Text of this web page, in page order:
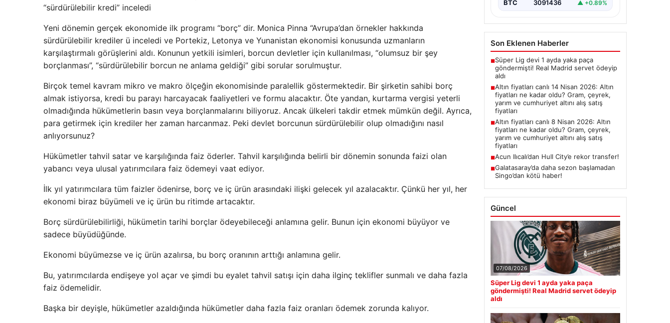
“sürdürülebilir kredi” inceledi
Yeni dönemin gerçek ekonomide ilk programı “borç” dir. Monica Pinna “Avrupa’dan örnekler hakkında
sürdürülebilir krediler ü inceledi ve Portekiz, Letonya ve Yunanistan ekonomisi konusunda uzmanların
karşılaştırmalı görüşlerini aldı. Konunun yetkili isimleri, borcun devletler için kullanılması, “olumsuz bir şey
borçlanması”, “sürdürülebilir borcun ne anlama geldiği” gibi sorular sorulmuştur.
Birçok temel kavram mikro ve makro ölçeğin ekonomisinde paralellik göstermektedir. Bir şirketin sahibi borç
almak istiyorsa, kredi bu parayı harcayacak faaliyetleri ve formu alacaktır. Öte yandan, kurtarma vergisi yeterli
olmadığında hükümetlerin basın veya borçlanmalarını biliyoruz. Ancak ülkeleri takdir etmek mümkün değil. Ayrıca,
para getirmek için krediler her zaman harcanmaz. Peki devlet borcunun sürdürülebilir olup olmadığını nasıl
anlıyorsunuz?
Hükümetler tahvil satar ve karşılığında faiz öderler. Tahvil karşılığında belirli bir dönemin sonunda faizi olan
yabancı veya ulusal yatırımcılara faiz ödemeyi vaat ediyor.
İlk yıl yatırımcılara tüm faizler ödenirse, borç ve iç ürün arasındaki ilişki gelecek yıl azalacaktır. Çünkü her yıl, her
ekonomi biraz büyümeli ve iç ürün bu ritimde artacaktır.
Borç sürdürülebilirliği, hükümetin tarihi borçlar ödeyebileceği anlamına gelir. Bunun için ekonomi büyüyor ve
sadece büyüdüğünde.
Ekonomi büyümezse ve iç ürün azalırsa, bu borç oranının arttığı anlamına gelir.
Bu, yatırımcılarda endişeye yol açar ve şimdi bu eyalet tahvil satışı için daha ilginç teklifler sunmalı ve daha fazla
faiz ödemelidir.
Başka bir deyişle, hükümetler azaldığında hükümetler daha fazla faiz oranları ödemek zorunda kalıyor.
BTC 3091436 ▲ +0.89%
Son Eklenen Haberler
■Süper Lig devi 1 ayda yaka paça
göndermişti! Real Madrid servet ödeyip
aldı
■Altın fiyatları canlı 14 Nisan 2026: Altın
fiyatları ne kadar oldu? Gram, çeyrek,
yarım ve cumhuriyet altını alış satış
fiyatları
■Altın fiyatları canlı 8 Nisan 2026: Altın
fiyatları ne kadar oldu? Gram, çeyrek,
yarım ve cumhuriyet altını alış satış
fiyatları
■Acun Ilıcalı’dan Hull City’e rekor transfer!
■Galatasaray’da daha sezon başlamadan
Singo’dan kötü haber!
Güncel
07/08/2026
Süper Lig devi 1 ayda yaka paça
göndermişti! Real Madrid servet ödeyip
aldı